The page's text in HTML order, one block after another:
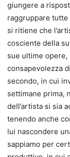
giungere a
raggruppare
si ritiene che
cosciente della
sue ultime
consapevolezza
secondo, in cui
settimane prima,
dell’artista si sia
tenendo anche
lui nascondere
sappiamo per